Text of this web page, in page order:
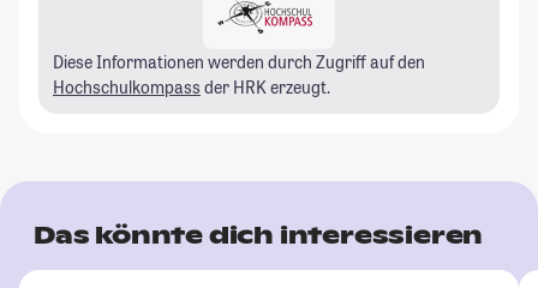
Diese Informationen werden durch Zugriff auf den
Hochschulkompass der HRK erzeugt.
Das könnte dich interessieren